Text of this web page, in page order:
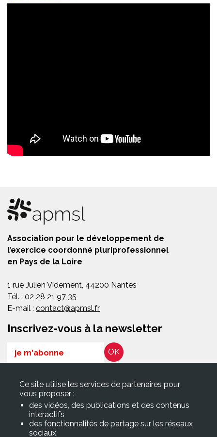
Association pour le développement de
l’exercice coordonné pluriprofessionnel
en Pays de la Loire
1 rue Julien Videment, 44200 Nantes
Tél. : 02 28 21 97 35
E-mail : contact@apmsl.fr
Inscrivez-vous à la newsletter
Email
En soumettant ce formulaire, j’accepte que les informations
saisies soient exploitées pour les finalités décrites dans la page
Politique de confidentialité
Ce site utilise les services de partenaires pour
vous proposer :
des vidéos, des publications et des contenus
interactifs
des fonctionnalités de partage sur les réseaux
sociaux.